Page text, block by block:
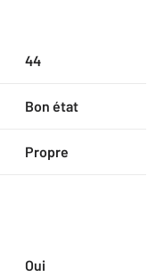
44
Bon état
Propre
Oui